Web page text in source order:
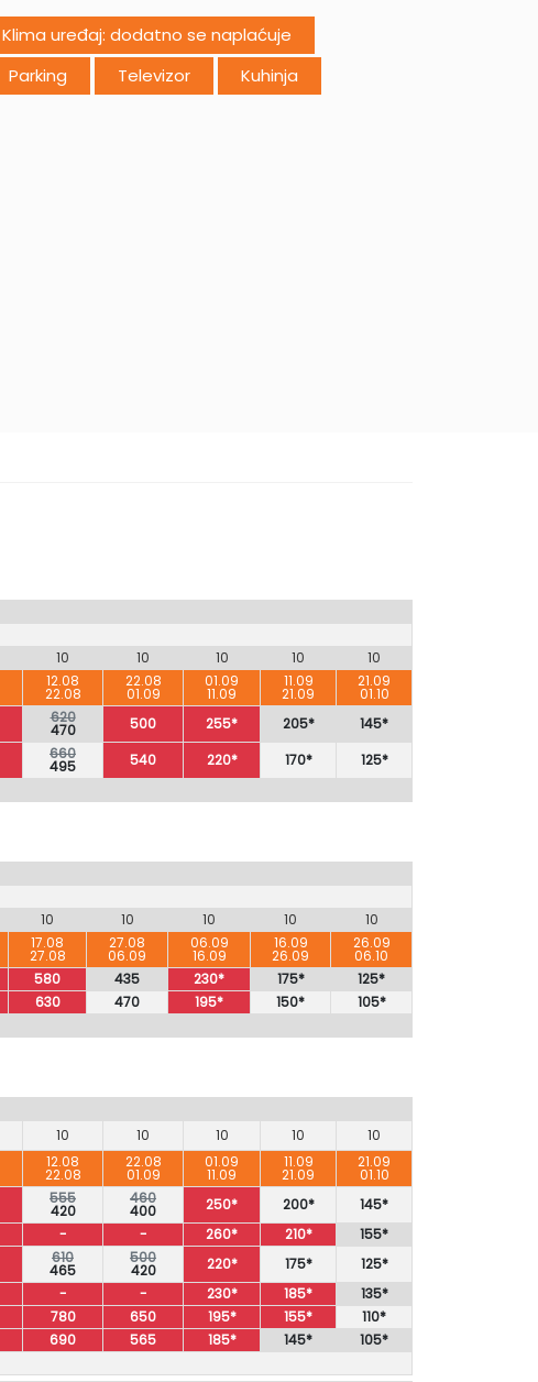
Klima uređaj: dodatno se naplaćuje
Parking Televizor Kuhinja
10 10 10 10
10
12.08
22.08
22.08
01.09
01.09
11.09
11.09
21.09
21.09
01.10
620
470 500 255* 205*
145*
660
495 540 220* 170*
125*
10 10 10 10
10
17.08
27.08
27.08
06.09
06.09
16.09
16.09
26.09
26.09
06.10
580 435 230* 175*
125*
630 470 195* 150*
105*
10 10 10 10
10
12.08
22.08
22.08
01.09
01.09
11.09
11.09
21.09
21.09
01.10
555
420
460
400 250* 200*
145*
- - 260* 210*
155*
610
465
500
420 220* 175*
125*
- - 230* 185*
135*
780 650 195* 155*
110*
690 565 185* 145*
105*